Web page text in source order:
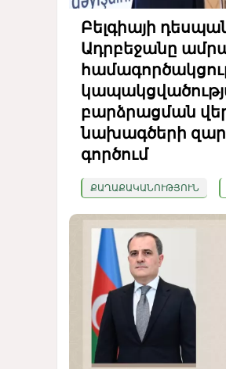
Բելգիայի
Ադրբեջանը
բարձրացման
նախագծերի
գործում
ՔԱՂԱՔԱԿԱՆՈՒԹՅՈՒՆ